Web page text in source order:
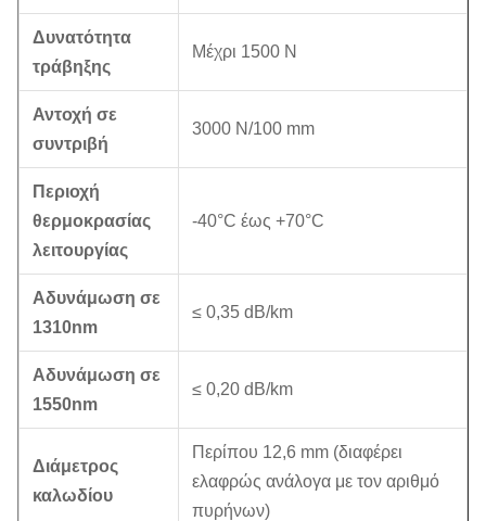
Δυνατότητα
τράβηξης
Μέχρι 1500 N
Αντοχή σε
συντριβή
3000 N/100 mm
Περιοχή
θερμοκρασίας
λειτουργίας
-40°C έως +70°C
Αδυνάμωση σε
1310nm
≤ 0,35 dB/km
Αδυνάμωση σε
1550nm
≤ 0,20 dB/km
Διάμετρος
καλωδίου
Περίπου 12,6 mm (διαφέρει
ελαφρώς ανάλογα με τον αριθμό
πυρήνων)